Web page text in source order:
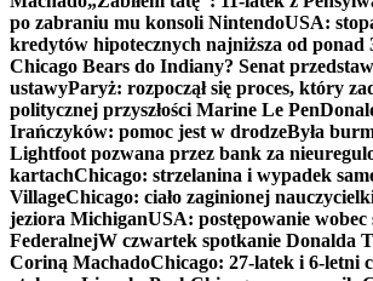
po zabraniu mu konsoli NintendoUSA:
kredytów hipotecznych najniższa od ponad
Chicago Bears do Indiany? Senat
ustawyParyż: rozpoczął się proces, który
politycznej przyszłości Marine Le Pen
Irańczyków: pomoc jest w drodzeByła
Lightfoot pozwana przez bank za
kartachChicago: strzelanina i wypadek
VillageChicago: ciało zaginionej
jeziora MichiganUSA: postępowanie wobec
FederalnejW czwartek spotkanie Donalda
Coriną MachadoChicago: 27-latek i 6-letni